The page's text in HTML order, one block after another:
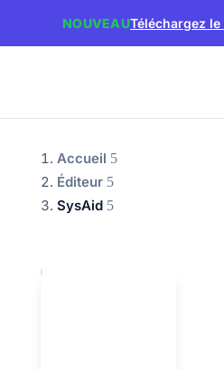
NOUVEAUTéléchargez
Accueil
Éditeur
SysAid